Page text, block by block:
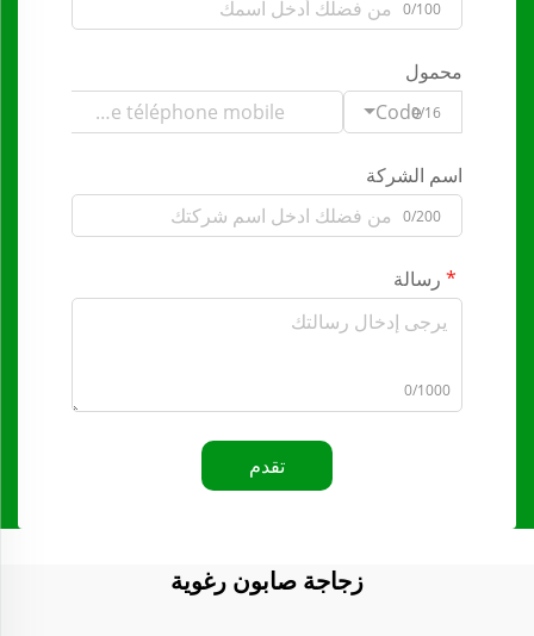
0/100
محمول
Code0/16
اسم الشركة
0/200
رسالة
0/1000
تقدم
زجاجة صابون رغوية